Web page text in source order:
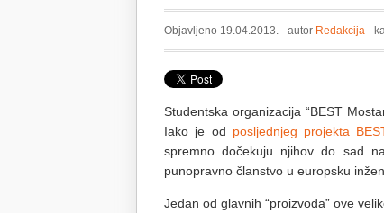
Objavljeno 19.04.2013. - autor Redakcija -
Studentska organizacija “BEST
Iako je od posljednjeg projekta
spremno dočekuju njihov do sad
punopravno članstvo u europsku
Jedan od glavnih “proizvoda” ove